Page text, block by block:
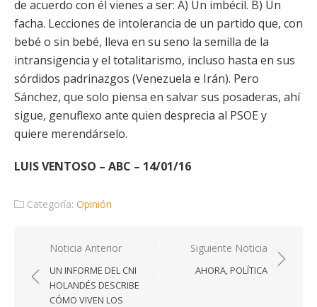
de acuerdo con él vienes a ser: A) Un imbécil. B) Un
facha. Lecciones de intolerancia de un partido que, con
bebé o sin bebé, lleva en su seno la semilla de la
intransigencia y el totalitarismo, incluso hasta en sus
sórdidos padrinazgos (Venezuela e Irán). Pero
Sánchez, que solo piensa en salvar sus posaderas, ahí
sigue, genuflexo ante quien desprecia al PSOE y
quiere merendárselo.
LUIS VENTOSO – ABC – 14/01/16
Categoría: Opinión
Navegación
de
entradas
Noticia Anterior
UN INFORME DEL CNI
HOLANDÉS DESCRIBE
CÓMO VIVEN LOS
Siguiente Noticia
AHORA, POLÍTICA